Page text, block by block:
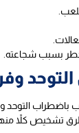
بسبب شجاعته.
التوحد
طرق تشخيص كلاً